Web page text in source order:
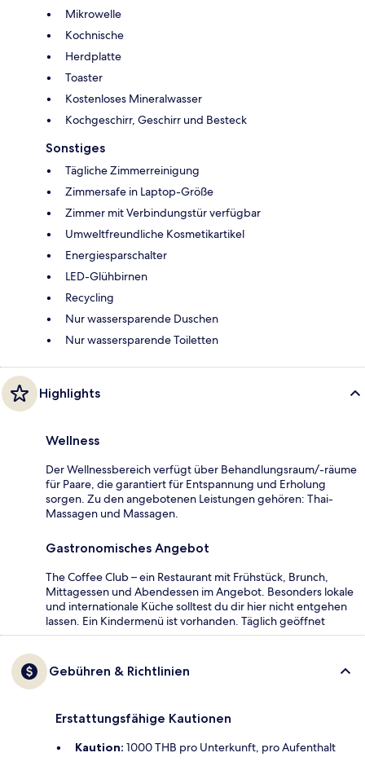
Mikrowelle
Kochnische
Herdplatte
Toaster
Kostenloses Mineralwasser
Kochgeschirr, Geschirr und Besteck
Sonstiges
Tägliche Zimmerreinigung
Zimmersafe in Laptop-Größe
Zimmer mit Verbindungstür verfügbar
Umweltfreundliche Kosmetikartikel
Energiesparschalter
LED-Glühbirnen
Recycling
Nur wassersparende Duschen
Nur wassersparende Toiletten
Highlights
Wellness
Der Wellnessbereich verfügt über Behandlungsraum/-räume
für Paare, die garantiert für Entspannung und Erholung
sorgen. Zu den angebotenen Leistungen gehören: Thai-
Massagen und Massagen.
Gastronomisches Angebot
The Coffee Club – ein Restaurant mit Frühstück, Brunch,
Mittagessen und Abendessen im Angebot. Besonders lokale
und internationale Küche solltest du dir hier nicht entgehen
lassen. Ein Kindermenü ist vorhanden. Täglich geöffnet
Gebühren & Richtlinien
Erstattungsfähige Kautionen
Kaution: 1000 THB pro Unterkunft, pro Aufenthalt